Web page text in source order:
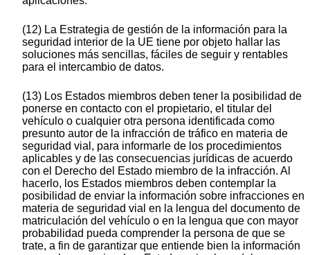
(12) La Estrategia de gestión de la información para la
seguridad interior de la UE tiene por objeto hallar las
soluciones más sencillas, fáciles de seguir y rentables
para el intercambio de datos.
(13) Los Estados miembros deben tener la posibilidad de
ponerse en contacto con el propietario, el titular del
vehículo o cualquier otra persona identificada como
presunto autor de la infracción de tráfico en materia de
seguridad vial, para informarle de los procedimientos
aplicables y de las consecuencias jurídicas de acuerdo
con el Derecho del Estado miembro de la infracción. Al
hacerlo, los Estados miembros deben contemplar la
posibilidad de enviar la información sobre infracciones en
materia de seguridad vial en la lengua del documento de
matriculación del vehículo o en la lengua que con mayor
probabilidad pueda comprender la persona de que se
trate, a fin de garantizar que entiende bien la información